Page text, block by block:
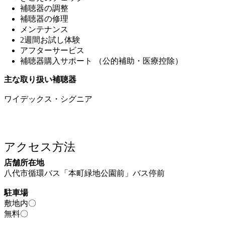
補聴器の修理
メンテナンス
2週間お試し体験
アフターサービス
補聴器購入サポート （公的補助・医療控除）
主な取り扱い補聴器
ワイデックス・シグニア
店舗所在地
八代市循環バス「本町緑地公園前」バス停前
駐車場
敷地内〇
無料〇
車いす